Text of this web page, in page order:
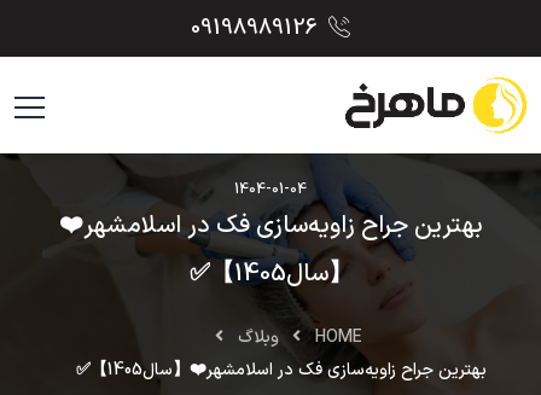
1404-01-04
بهترین جراح زاویه‌سازی فک در اسلامشهر❤️
【سال1405】✅
HOME
وبلاگ
بهترین جراح زاویه‌سازی فک در اسلامشهر❤️【سال1405】✅